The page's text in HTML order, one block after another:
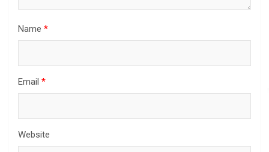
Name *
Email *
Website